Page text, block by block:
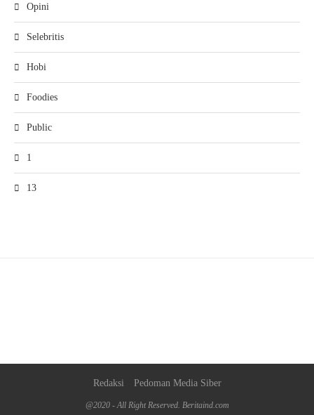
Opini
Selebritis
Hobi
Foodies
Public
1
13
Redaksi Pedoman Media Siber
@2020 - All Right Reserved. Beritaind.com